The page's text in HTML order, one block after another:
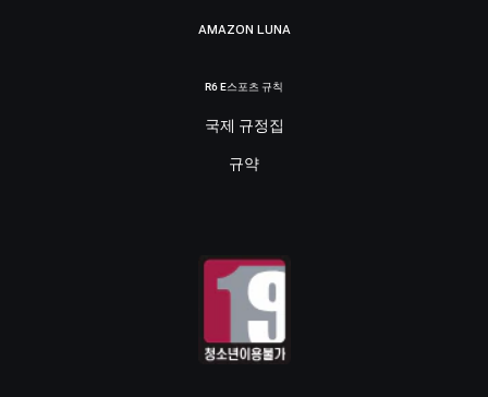
AMAZON LUNA
R6 E스포츠 규칙
국제 규정집
규약